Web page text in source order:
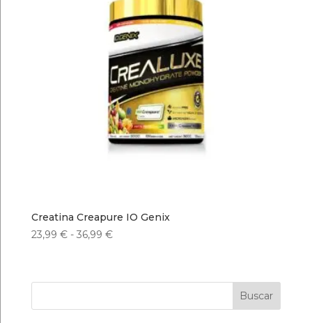
Creatina Creapure IO Genix
23,99 € - 36,99 €Rango
desde
Buscar